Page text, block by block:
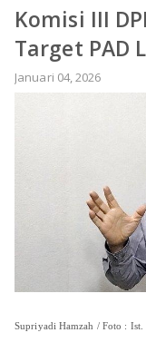
DAERAH
NASIONAL
METRO
LAMPUNG TENGAH
LAMPUNG UTARA
LAMPUNG TIMUR
HUKUM-KRIMINAL
OLAHRAGA
Komisi III
Target PAD
Januari 04, 2026
Supriyadi Hamzah / Foto : Ist.